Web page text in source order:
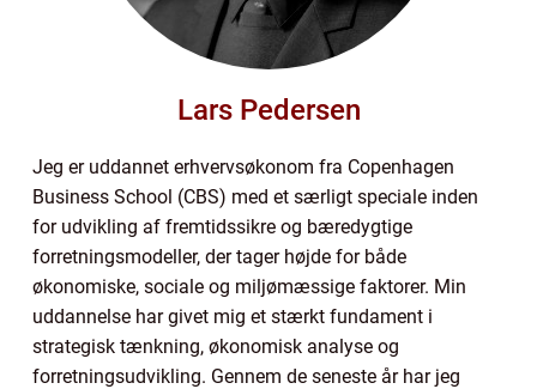
Lars Pedersen
Jeg er uddannet erhvervsøkonom fra Copenhagen
Business School (CBS) med et særligt speciale inden
for udvikling af fremtidssikre og bæredygtige
forretningsmodeller, der tager højde for både
økonomiske, sociale og miljømæssige faktorer. Min
uddannelse har givet mig et stærkt fundament i
strategisk tænkning, økonomisk analyse og
forretningsudvikling. Gennem de seneste år har jeg